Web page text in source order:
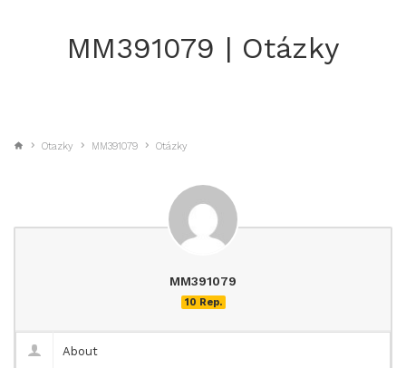
MM391079 | Otázky
Otazky MM391079 Otázky
MM391079
10 Rep.
About